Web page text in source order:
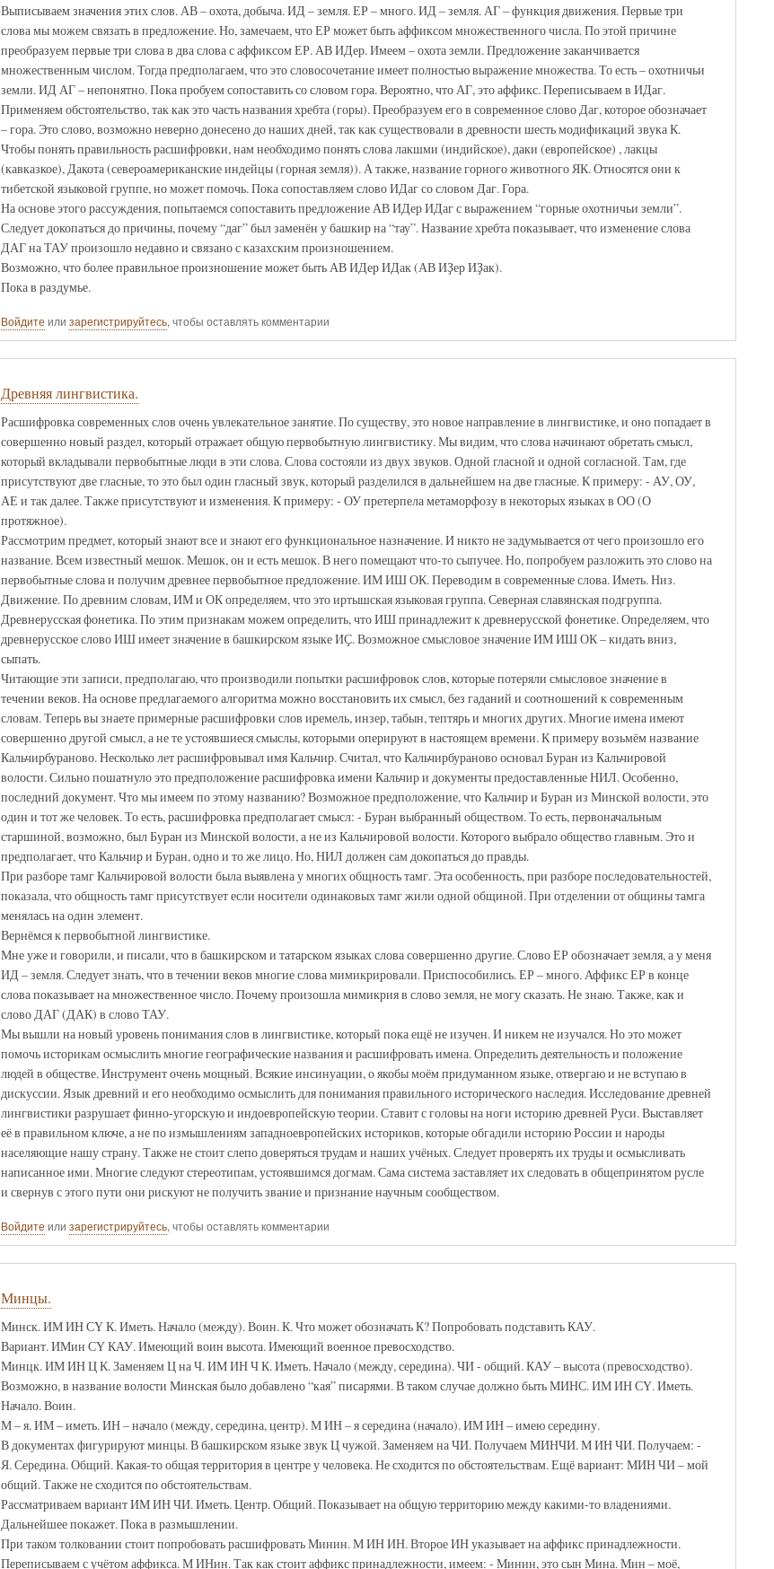
Выписываем значения этих слов. АВ – охота, добыча. ИД – земля. ЕР – много. ИД – земля. АГ – функция движения. Первые три
слова мы можем связать в предложение. Но, замечаем, что ЕР может быть аффиксом множественного числа. По этой причине
преобразуем первые три слова в два слова с аффиксом ЕР. АВ ИДер. Имеем – охота земли. Предложение заканчивается
множественным числом. Тогда предполагаем, что это словосочетание имеет полностью выражение множества. То есть – охотничьи
земли. ИД АГ – непонятно. Пока пробуем сопоставить со словом гора. Вероятно, что АГ, это аффикс. Переписываем в ИДаг.
Применяем обстоятельство, так как это часть названия хребта (горы). Преобразуем его в современное слово Даг, которое обозначает
– гора. Это слово, возможно неверно донесено до наших дней, так как существовали в древности шесть модификаций звука К.
Чтобы понять правильность расшифровки, нам необходимо понять слова лакшми (индийское), даки (европейское) , лакцы
(кавказкое), Дакота (североамериканские индейцы (горная земля)). А также, название горного животного ЯК. Относятся они к
тибетской языковой группе, но может помочь. Пока сопоставляем слово ИДаг со словом Даг. Гора.
На основе этого рассуждения, попытаемся сопоставить предложение АВ ИДер ИДаг с выражением “горные охотничьи земли”.
Следует докопаться до причины, почему “даг” был заменён у башкир на “тау”. Название хребта показывает, что изменение слова
ДАГ на ТАУ произошло недавно и связано с казахским произношением.
Возможно, что более правильное произношение может быть АВ ИДер ИДак (АВ ИҘер ИҘак).
Пока в раздумье.
Войдите или зарегистрируйтесь, чтобы оставлять комментарии
Древняя лингвистика.
Расшифровка современных слов очень увлекательное занятие. По существу, это новое направление в лингвистике, и оно попадает в
совершенно новый раздел, который отражает общую первобытную лингвистику. Мы видим, что слова начинают обретать смысл,
который вкладывали первобытные люди в эти слова. Слова состояли из двух звуков. Одной гласной и одной согласной. Там, где
присутствуют две гласные, то это был один гласный звук, который разделился в дальнейшем на две гласные. К примеру: - АУ, ОУ,
АЕ и так далее. Также присутствуют и изменения. К примеру: - ОУ претерпела метаморфозу в некоторых языках в ОО (О
протяжное).
Рассмотрим предмет, который знают все и знают его функциональное назначение. И никто не задумывается от чего произошло его
название. Всем известный мешок. Мешок, он и есть мешок. В него помещают что-то сыпучее. Но, попробуем разложить это слово на
первобытные слова и получим древнее первобытное предложение. ИМ ИШ ОК. Переводим в современные слова. Иметь. Низ.
Движение. По древним словам, ИМ и ОК определяем, что это иртышская языковая группа. Северная славянская подгруппа.
Древнерусская фонетика. По этим признакам можем определить, что ИШ принадлежит к древнерусской фонетике. Определяем, что
древнерусское слово ИШ имеет значение в башкирском языке ИҪ. Возможное смысловое значение ИМ ИШ ОК – кидать вниз,
сыпать.
Читающие эти записи, предполагаю, что производили попытки расшифровок слов, которые потеряли смысловое значение в
течении веков. На основе предлагаемого алгоритма можно восстановить их смысл, без гаданий и соотношений к современным
словам. Теперь вы знаете примерные расшифровки слов иремель, инзер, табын, тептярь и многих других. Многие имена имеют
совершенно другой смысл, а не те устоявшиеся смыслы, которыми оперируют в настоящем времени. К примеру возьмём название
Кальчирбураново. Несколько лет расшифровывал имя Кальчир. Считал, что Кальчирбураново основал Буран из Кальчировой
волости. Сильно пошатнуло это предположение расшифровка имени Кальчир и документы предоставленные НИЛ. Особенно,
последний документ. Что мы имеем по этому названию? Возможное предположение, что Кальчир и Буран из Минской волости, это
один и тот же человек. То есть, расшифровка предполагает смысл: - Буран выбранный обществом. То есть, первоначальным
старшиной, возможно, был Буран из Минской волости, а не из Кальчировой волости. Которого выбрало общество главным. Это и
предполагает, что Кальчир и Буран, одно и то же лицо. Но, НИЛ должен сам докопаться до правды.
При разборе тамг Кальчировой волости была выявлена у многих общность тамг. Эта особенность, при разборе последовательностей,
показала, что общность тамг присутствует если носители одинаковых тамг жили одной общиной. При отделении от общины тамга
менялась на один элемент.
Вернёмся к первобытной лингвистике.
Мне уже и говорили, и писали, что в башкирском и татарском языках слова совершенно другие. Слово ЕР обозначает земля, а у меня
ИД – земля. Следует знать, что в течении веков многие слова мимикрировали. Приспособились. ЕР – много. Аффикс ЕР в конце
слова показывает на множественное число. Почему произошла мимикрия в слово земля, не могу сказать. Не знаю. Также, как и
слово ДАГ (ДАК) в слово ТАУ.
Мы вышли на новый уровень понимания слов в лингвистике, который пока ещё не изучен. И никем не изучался. Но это может
помочь историкам осмыслить многие географические названия и расшифровать имена. Определить деятельность и положение
людей в обществе. Инструмент очень мощный. Всякие инсинуации, о якобы моём придуманном языке, отвергаю и не вступаю в
дискуссии. Язык древний и его необходимо осмыслить для понимания правильного исторического наследия. Исследование древней
лингвистики разрушает финно-угорскую и индоевропейскую теории. Ставит с головы на ноги историю древней Руси. Выставляет
её в правильном ключе, а не по измышлениям западноевропейских историков, которые обгадили историю России и народы
населяющие нашу страну. Также не стоит слепо доверяться трудам и наших учёных. Следует проверять их труды и осмысливать
написанное ими. Многие следуют стереотипам, устоявшимся догмам. Сама система заставляет их следовать в общепринятом русле
и свернув с этого пути они рискуют не получить звание и признание научным сообществом.
Войдите или зарегистрируйтесь, чтобы оставлять комментарии
Минцы.
Минск. ИМ ИН СҮ К. Иметь. Начало (между). Воин. К. Что может обозначать К? Попробовать подставить КАУ.
Вариант. ИМин СҮ КАУ. Имеющий воин высота. Имеющий военное превосходство.
Минцк. ИМ ИН Ц К. Заменяем Ц на Ч. ИМ ИН Ч К. Иметь. Начало (между, середина). ЧИ - общий. КАУ – высота (превосходство).
Возможно, в название волости Минская было добавлено “кая” писарями. В таком случае должно быть МИНС. ИМ ИН СҮ. Иметь.
Начало. Воин.
М – я. ИМ – иметь. ИН – начало (между, середина, центр). М ИН – я середина (начало). ИМ ИН – имею середину.
В документах фигурируют минцы. В башкирском языке звук Ц чужой. Заменяем на ЧИ. Получаем МИНЧИ. М ИН ЧИ. Получаем: -
Я. Середина. Общий. Какая-то общая территория в центре у человека. Не сходится по обстоятельствам. Ещё вариант: МИН ЧИ – мой
общий. Также не сходится по обстоятельствам.
Рассматриваем вариант ИМ ИН ЧИ. Иметь. Центр. Общий. Показывает на общую территорию между какими-то владениями.
Дальнейшее покажет. Пока в размышлении.
При таком толковании стоит попробовать расшифровать Минин. М ИН ИН. Второе ИН указывает на аффикс принадлежности.
Переписываем с учётом аффикса. М ИНин. Так как стоит аффикс принадлежности, имеем: - Минин, это сын Мина. Мин – моё,